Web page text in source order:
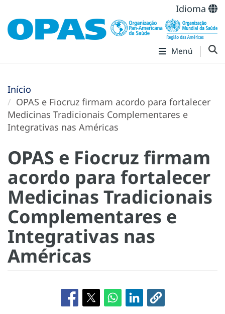
Idioma
Menú
Início
OPAS e Fiocruz firmam acordo para fortalecer
Medicinas Tradicionais Complementares e
Integrativas nas Américas
OPAS e Fiocruz firmam
acordo para fortalecer
Medicinas Tradicionais
Complementares e
Integrativas nas
Américas